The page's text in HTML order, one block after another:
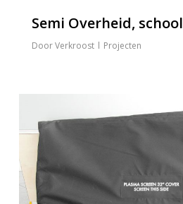
Semi Overheid, school
Verkroost Projecten